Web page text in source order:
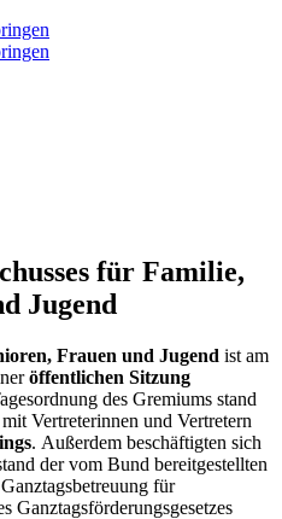
für Familie,
Jugend
Frauen und Jugend ist am
öffentlichen Sitzung
des Gremiums stand
Vertreterinnen und Vertretern
. Außerdem beschäftigten sich
der vom Bund bereitgestellten
für
Ganztagsförderungsgesetzes